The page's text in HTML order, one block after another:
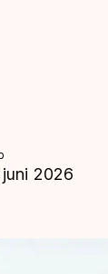
juni 2026